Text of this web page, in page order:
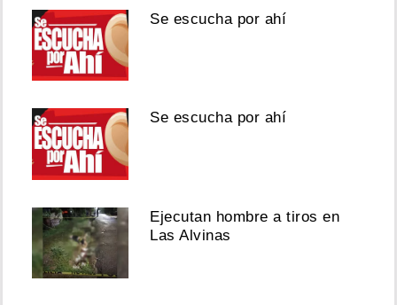
Se escucha por ahí
Se escucha por ahí
Ejecutan hombre a tiros en
Las Alvinas